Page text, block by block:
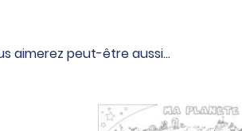
aimerez peut-être aussi…